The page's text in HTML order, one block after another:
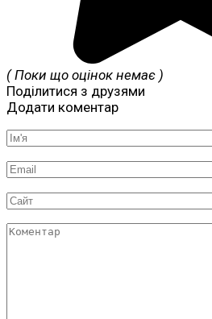
( Поки що оцінок немає )
Поділитися з друзями
Додати коментар
Ім'я
Email
Сайт
Коментар